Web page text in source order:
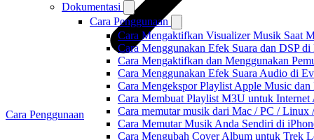
Dokumentasi
Cara Penggunaan
Cara Mengaktifkan Visualizer Musik Saat
Cara Menggunakan Efek Suara dan DSP
Cara Mengaktifkan dan Menggunakan
Cara Menggunakan Efek Suara Audio di
Cara Mengekspor Playlist Apple Music
Cara Membuat Playlist M3U untuk
Cara memutar musik dari Mac / PC /
Cara Memutar Musik Anda Sendiri di
Cara Mengubah Cover Album untuk Trek
Cara Penggunaan